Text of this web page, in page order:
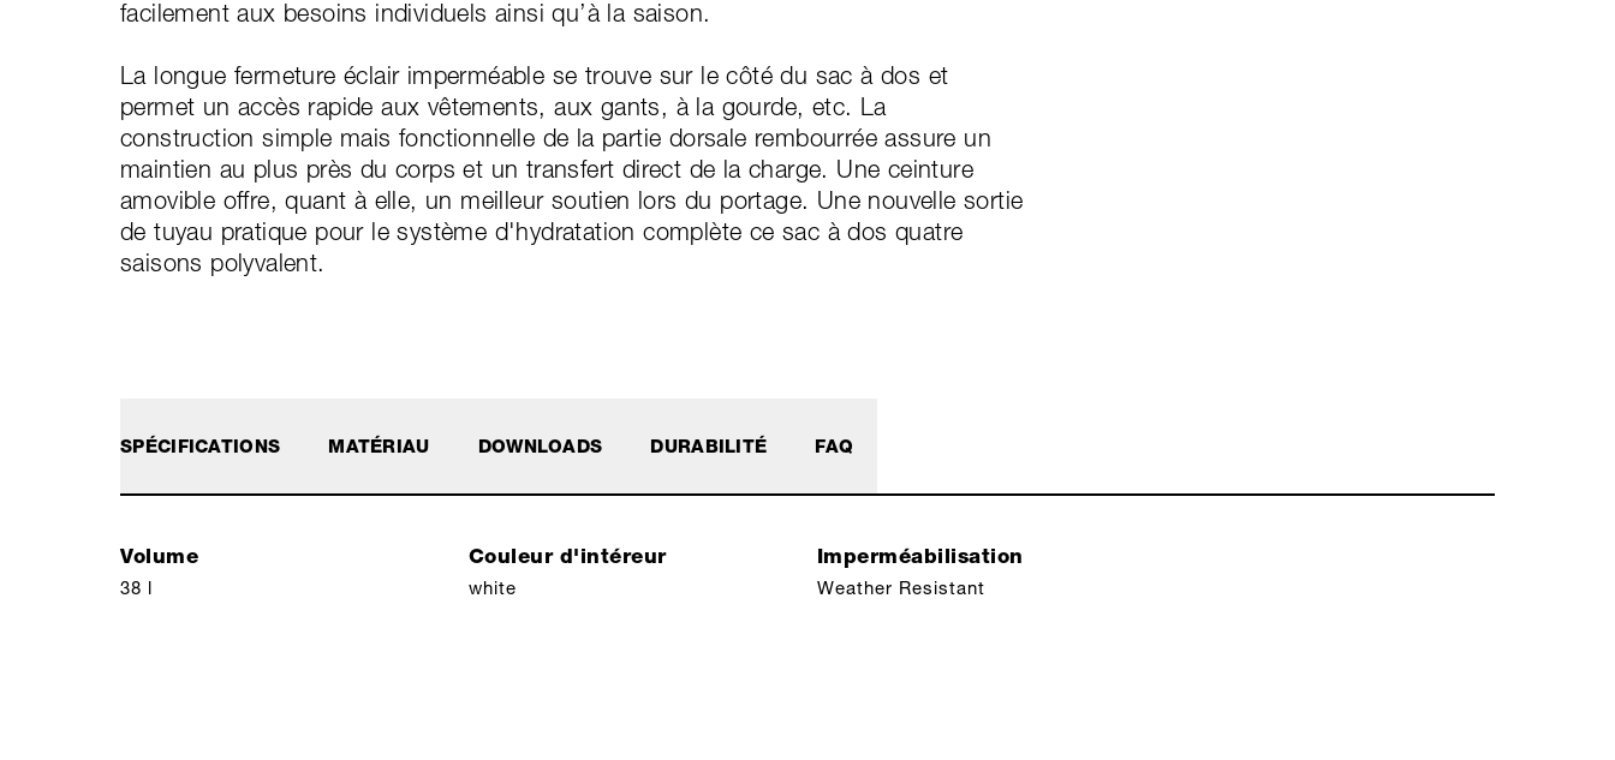
facilement aux besoins individuels ainsi qu’à la saison.
La longue fermeture éclair imperméable se trouve sur le côté du sac à dos et
permet un accès rapide aux vêtements, aux gants, à la gourde, etc. La
construction simple mais fonctionnelle de la partie dorsale rembourrée assure un
maintien au plus près du corps et un transfert direct de la charge. Une ceinture
amovible offre, quant à elle, un meilleur soutien lors du portage. Une nouvelle sortie
de tuyau pratique pour le système d'hydratation complète ce sac à dos quatre
saisons polyvalent.
SPÉCIFICATIONS
Volume
38 l
Couleur d'intéreur
white
Imperméabilisation
Weather Resistant
MATÉRIAU DOWNLOADS DURABILITÉ FAQ